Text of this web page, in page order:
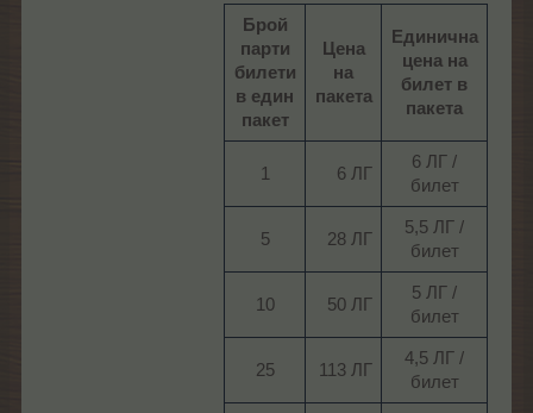
Брой
парти
билети
в един
пакет
Цена
на
пакета
Единична
цена на
билет в
пакета
1​ 6 ЛГ​
6 ЛГ /
билет​
5​ 28 ЛГ​
5,5 ЛГ /
билет​
10​ 50 ЛГ​
5 ЛГ /
билет​
25​ 113 ЛГ​
4,5 ЛГ /
билет​